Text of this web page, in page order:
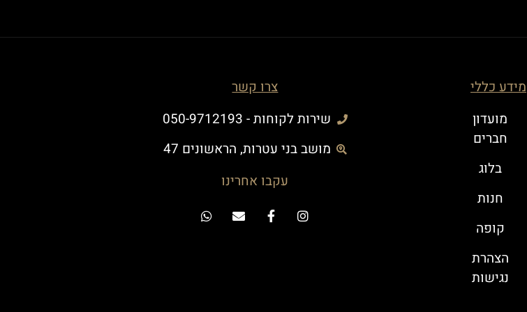
מידע כללי
מועדון
חברים
בלוג
חנות
קופה
הצהרת
נגישות
צרו קשר
שירות לקוחות - 050-9712193
מושב בני עטרות, הראשונים 47
עקבו אחרינו